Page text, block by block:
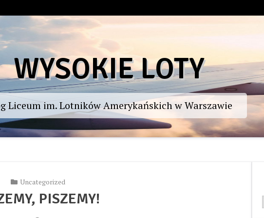
WYSOKIE LOTY
Liceum im. Lotników Amerykańskich w Warszawie
Uncategorized
PISZEMY!